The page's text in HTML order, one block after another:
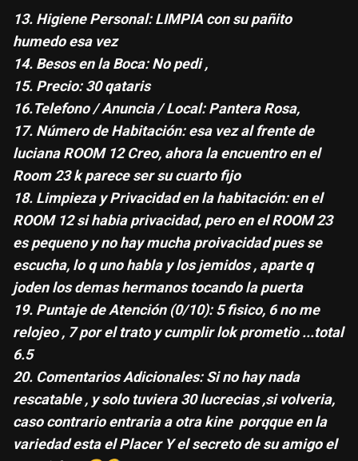
13. Higiene Personal: LIMPIA con su pañito
humedo esa vez
14. Besos en la Boca: No pedi ,
15. Precio: 30 qataris
16.Telefono / Anuncia / Local: Pantera Rosa,
17. Número de Habitación: esa vez al frente de
luciana ROOM 12 Creo, ahora la encuentro en el
Room 23 k parece ser su cuarto fijo
18. Limpieza y Privacidad en la habitación: en el
ROOM 12 si habia privacidad, pero en el ROOM 23
es pequeno y no hay mucha proivacidad pues se
escucha, lo q uno habla y los jemidos , aparte q
joden los demas hermanos tocando la puerta
19. Puntaje de Atención (0/10): 5 fisico, 6 no me
relojeo , 7 por el trato y cumplir lok prometio ...total
6.5
20. Comentarios Adicionales: Si no hay nada
rescatable , y solo tuviera 30 lucrecias ,si volveria,
caso contrario entraria a otra kine porqque en la
variedad esta el Placer Y el secreto de su amigo el